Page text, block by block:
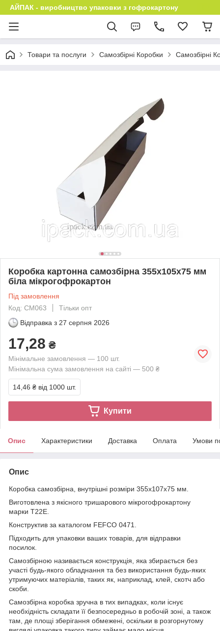
АЙПАК - виробництво упаковки з гофрокартону
Товари та послуги Самозбірні Коробки Самозбірні
Коробка картонна самозбірна 355х105х75 мм
біла мікрогофрокартон
Під замовлення
Код: СМ063
Тільки опт
Відправка з 27 серпня 2026
17,28 ₴
Мінімальне замовлення — 100 шт.
Мінімальна сума замовлення на сайті — 500 ₴
14,46 ₴ від 1000 шт.
Купити
Опис Характеристики Доставка Оплата Умови
Опис
Коробка самозбірна, внутрішні розміри 355х107х75 мм.
Виготовлена ​​з якісного тришарового мікрогофрокартону
марки Т22Е.
Конструктив за каталогом FEFCO 0471.
Підходить для упаковки ваших товарів, для відправки
посилок.
Самозбірною називається конструкція, яка збирається без
участі будь-якого обладнання та без використання будь-яких
утримуючих матеріалів, таких як, наприклад, клей, скотч або
скоби.
Самозбірна коробка зручна в тих випадках, коли існує
необхідність складати її безпосередньо в робочій зоні, а також
там, де площі зберігання обмежені, оскільки в розгорнутому